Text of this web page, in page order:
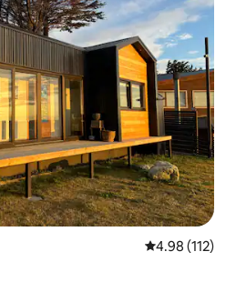
從 112 則評價
4.98 (112)